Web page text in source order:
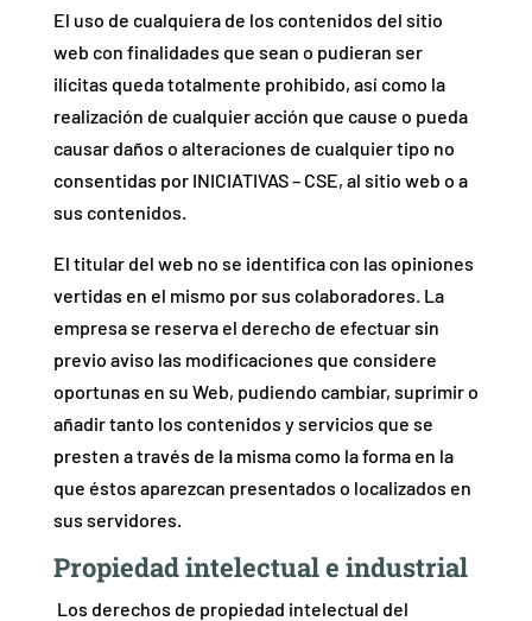
El uso de cualquiera de los contenidos del sitio
web con finalidades que sean o pudieran ser
ilícitas queda totalmente prohibido, así como la
realización de cualquier acción que cause o pueda
causar daños o alteraciones de cualquier tipo no
consentidas por INICIATIVAS – CSE, al sitio web o a
sus contenidos.
El titular del web no se identifica con las opiniones
vertidas en el mismo por sus colaboradores. La
empresa se reserva el derecho de efectuar sin
previo aviso las modificaciones que considere
oportunas en su Web, pudiendo cambiar, suprimir o
añadir tanto los contenidos y servicios que se
presten a través de la misma como la forma en la
que éstos aparezcan presentados o localizados en
sus servidores.
Propiedad intelectual e industrial
Los derechos de propiedad intelectual del